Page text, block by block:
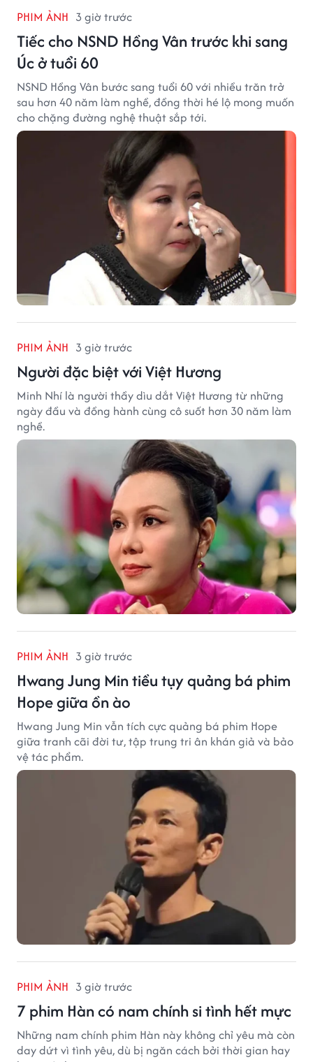
PHIM ẢNH 3 giờ trước
Tiếc cho NSND Hồng Vân trước khi sang
Úc ở tuổi 60
NSND Hồng Vân bước sang tuổi 60 với nhiều trăn trở
sau hơn 40 năm làm nghề, đồng thời hé lộ mong muốn
cho chặng đường nghệ thuật sắp tới.
PHIM ẢNH 3 giờ trước
Người đặc biệt với Việt Hương
Minh Nhí là người thầy dìu dắt Việt Hương từ những
ngày đầu và đồng hành cùng cô suốt hơn 30 năm làm
nghề.
PHIM ẢNH 3 giờ trước
Hwang Jung Min tiều tụy quảng bá phim
Hope giữa ồn ào
Hwang Jung Min vẫn tích cực quảng bá phim Hope
giữa tranh cãi đời tư, tập trung tri ân khán giả và bảo
vệ tác phẩm.
PHIM ẢNH 3 giờ trước
7 phim Hàn có nam chính si tình hết mực
Những nam chính phim Hàn này không chỉ yêu mà còn
day dứt vì tình yêu, dù bị ngăn cách bởi thời gian hay